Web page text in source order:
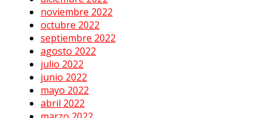
noviembre 2022
octubre 2022
septiembre 2022
agosto 2022
julio 2022
junio 2022
mayo 2022
abril 2022